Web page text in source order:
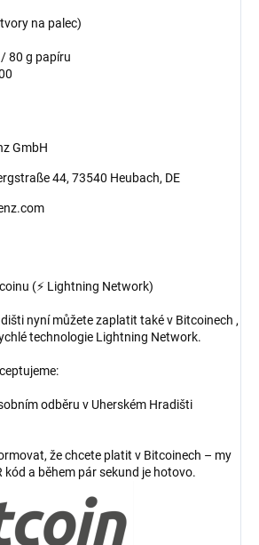
na palec)
80 g papíru
GmbH
44, 73540 Heubach, DE
(⚡ Lightning Network)
nyní můžete zaplatit také v Bitcoinech ,
technologie Lightning Network.
odběru v Uherském Hradišti
že chcete platit v Bitcoinech – my
kód a během pár sekund je hotovo.